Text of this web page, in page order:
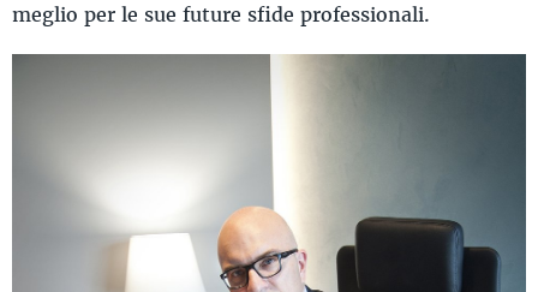
meglio per le sue future sfide professionali.